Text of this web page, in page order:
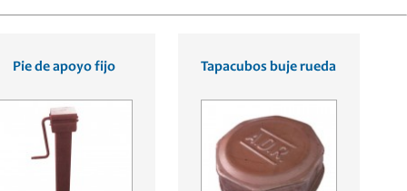
Pie de apoyo fijo Tapacubos buje rueda